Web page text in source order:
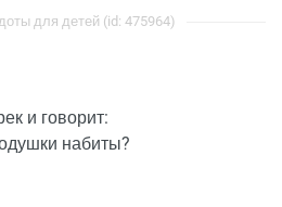
для детей (id: 475964)
и говорит:
набиты?